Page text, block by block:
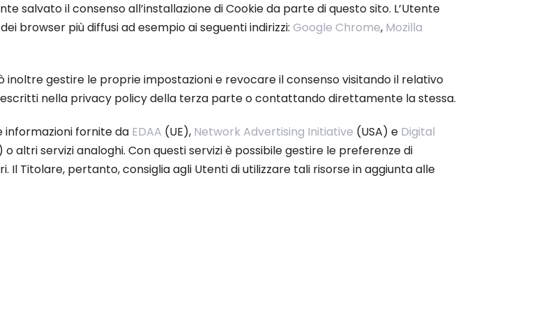
salvato il consenso all’installazione di Cookie da parte di questo sito. L’Utente
browser più diffusi ad esempio ai seguenti indirizzi: Google Chrome, Mozilla
gestire le proprie impostazioni e revocare il consenso visitando il relativo
nella privacy policy della terza parte o contattando direttamente la stessa.
informazioni fornite da EDAA (UE), Network Advertising Initiative (USA) e Digital
altri servizi analoghi. Con questi servizi è possibile gestire le preferenze di
Titolare, pertanto, consiglia agli Utenti di utilizzare tali risorse in aggiunta alle